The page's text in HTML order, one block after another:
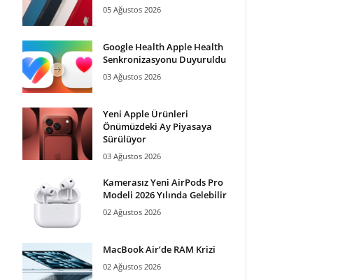
05 Ağustos 2026
Google Health Apple Health
Senkronizasyonu Duyuruldu
03 Ağustos 2026
Yeni Apple Ürünleri
Önümüzdeki Ay Piyasaya
Sürülüyor
03 Ağustos 2026
Kamerasız Yeni AirPods Pro
Modeli 2026 Yılında Gelebilir
02 Ağustos 2026
MacBook Air’de RAM Krizi
02 Ağustos 2026